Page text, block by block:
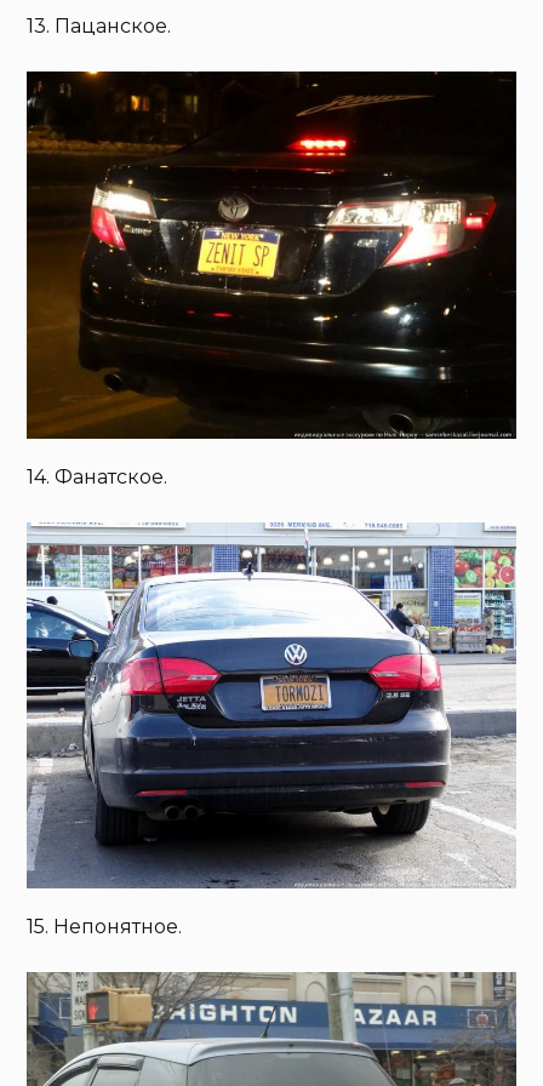
13. Пацанское.
14. Фанатское.
15. Непонятное.